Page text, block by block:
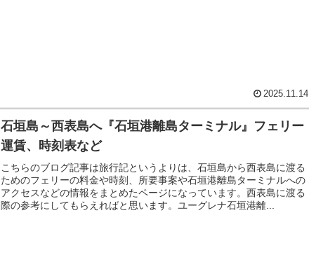
2025.11.14
石垣島～西表島へ『石垣港離島ターミナル』フェリー
運賃、時刻表など
こちらのブログ記事は旅行記というよりは、石垣島から西表島に渡る
ためのフェリーの料金や時刻、所要事案や石垣港離島ターミナルへの
アクセスなどの情報をまとめたページになっています。西表島に渡る
際の参考にしてもらえればと思います。ユーグレナ石垣港離...